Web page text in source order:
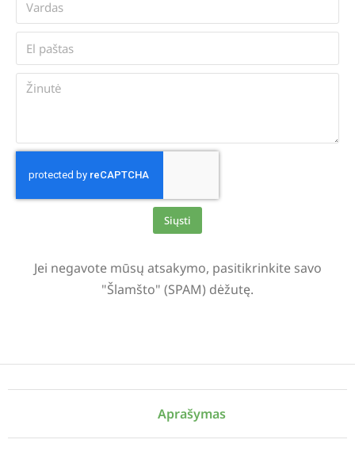
Siųsti
Jei negavote mūsų atsakymo, pasitikrinkite savo
"Šlamšto" (SPAM) dėžutę.
Aprašymas